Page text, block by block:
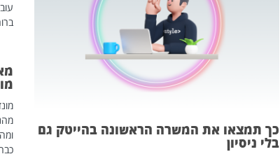
כך תמצאו את המשרה הראשונה בהייטק גם
בלי ניסיון